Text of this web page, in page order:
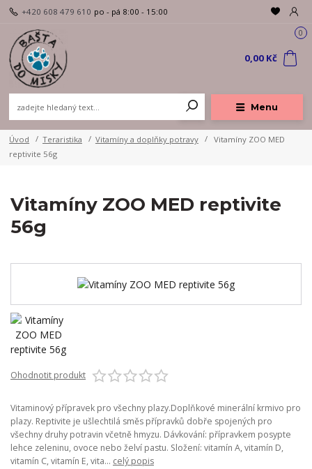
Menu
+420 608 479 610 po - pá 8:00 - 15:00
0
0,00 Kč
Úvod Teraristika Vitamíny a doplňky potravy
Vitamíny ZOO MED
reptivite 56g
Vitamíny ZOO MED reptivite
56g
Ohodnotit produkt
Vitaminový přípravek pro všechny plazy.Doplňkové minerální krmivo pro
plazy. Reptivite je ušlechtilá směs přípravků dobře spojených pro
všechny druhy potravin včetně hmyzu. Dávkování: přípravkem posypte
lehce zeleninu, ovoce nebo želví pastu. Složení: vitamín A, vitamín D,
vitamín C, vitamín E, vita... celý popis